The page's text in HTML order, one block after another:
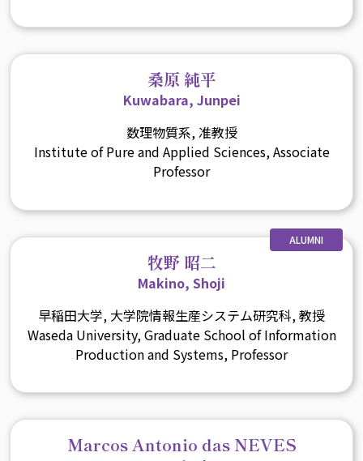
桑原 純平
Kuwabara, Junpei
数理物質系, 准教授
Institute of Pure and Applied Sciences, Associate
Professor
ALUMNI
牧野 昭二
Makino, Shoji
早稲田大学, 大学院情報生産システム研究科, 教授
Waseda University, Graduate School of Information
Production and Systems, Professor
Marcos Antonio das NEVES